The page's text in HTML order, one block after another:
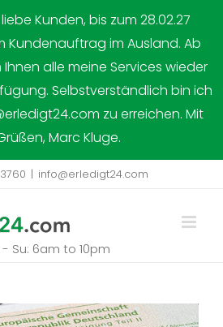
Kunden, bis zum 28.02.27
Kundenauftrag im Ausland. Ab
Ihnen alle meine Services wieder
Selbstverständlich bin ich
zu erreichen. Mit
Marc Kluge.
| info@erledigt24.com
Su: 6am to 10pm